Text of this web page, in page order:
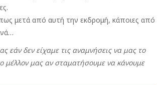
μετά από αυτή την εκδρομή, κάποιες από
εάν δεν είχαμε τις αναμνήσεις να μας το
μέλλον μας αν σταματήσουμε να κάνουμε